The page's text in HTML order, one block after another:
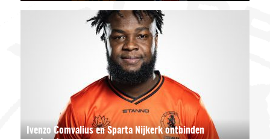
Ivenzo Comvalius en Sparta Nijkerk ontbinden